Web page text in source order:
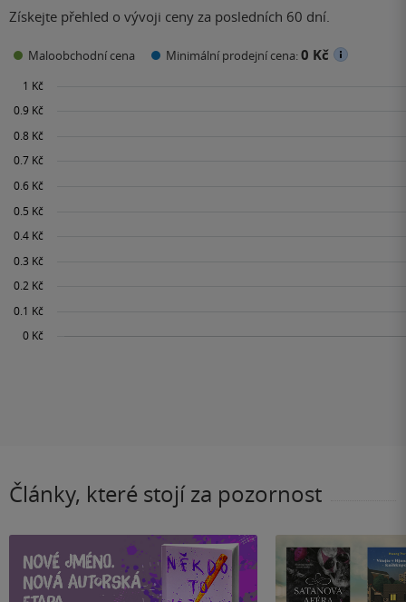
Získejte přehled o vývoji ceny za posledních 60 dní.
Maloobchodní cena Minimální prodejní cena:0 Kč
Články, které stojí za pozornost